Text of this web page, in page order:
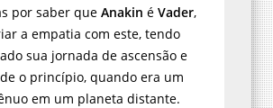
por saber que Anakin é Vader,
a empatia com este, tendo
sua jornada de ascensão e
o princípio, quando era um
em um planeta distante.